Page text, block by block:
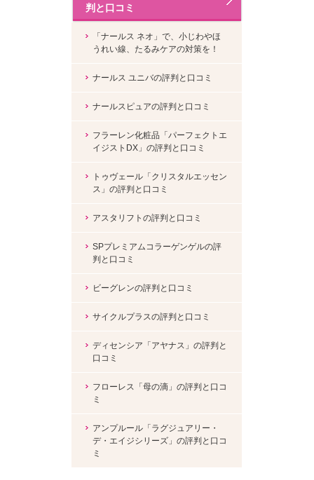
判と口コミ
「ナールス ネオ」で、小じわやほ
うれい線、たるみケアの対策を！
ナールス ユニバの評判と口コミ
ナールスピュアの評判と口コミ
フラーレン化粧品「パーフェクトエ
イジストDX」の評判と口コミ
トゥヴェール「クリスタルエッセン
ス」の評判と口コミ
アスタリフトの評判と口コミ
SPプレミアムコラーゲンゲルの評
判と口コミ
ビーグレンの評判と口コミ
サイクルプラスの評判と口コミ
ディセンシア「アヤナス」の評判と
口コミ
フローレス「母の滴」の評判と口コ
ミ
アンプルール「ラグジュアリー・
デ・エイジシリーズ」の評判と口コ
ミ